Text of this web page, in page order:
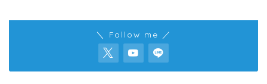
＼ Follow me ／